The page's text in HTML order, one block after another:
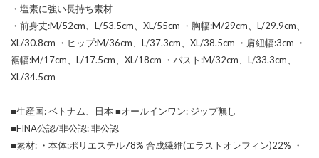
・塩素に強い長持ち素材
・前身丈:M/52cm、L/53.5cm、XL/55cm ・胸幅:M/29cm、L/29.9cm、
XL/30.8cm ・ヒップ:M/36cm、L/37.3cm、XL/38.5cm ・肩紐幅:3cm ・
裾幅:M/17cm、L/17.5cm、XL/18cm ・バスト:M/32cm、L/33.3cm、
XL/34.5cm
■生産国: ベトナム、日本 ■オールインワン: ジップ無し
■FINA公認/非公認: 非公認
■素材: ・本体:ポリエステル78% 合成繊維(エラストオレフィン)22% ・